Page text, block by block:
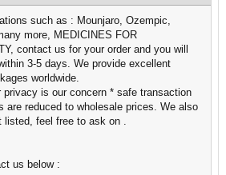
such as : Mounjaro, Ozempic,
more, MEDICINES FOR
contact us for your order and you will
3-5 days. We provide excellent
worldwide.
privacy is our concern * safe transaction
are reduced to wholesale prices. We also
feel free to ask on .
us below :